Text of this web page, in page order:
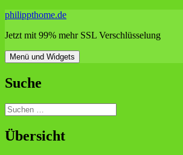
Zum
springen
philippthome.de
Jetzt mit 99% mehr SSL Verschlüsselung
Menü und Widgets
Suche
Suchen
nach:
Übersicht